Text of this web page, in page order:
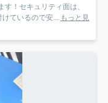
！セキュリティ面は、
ているので安... もっと見